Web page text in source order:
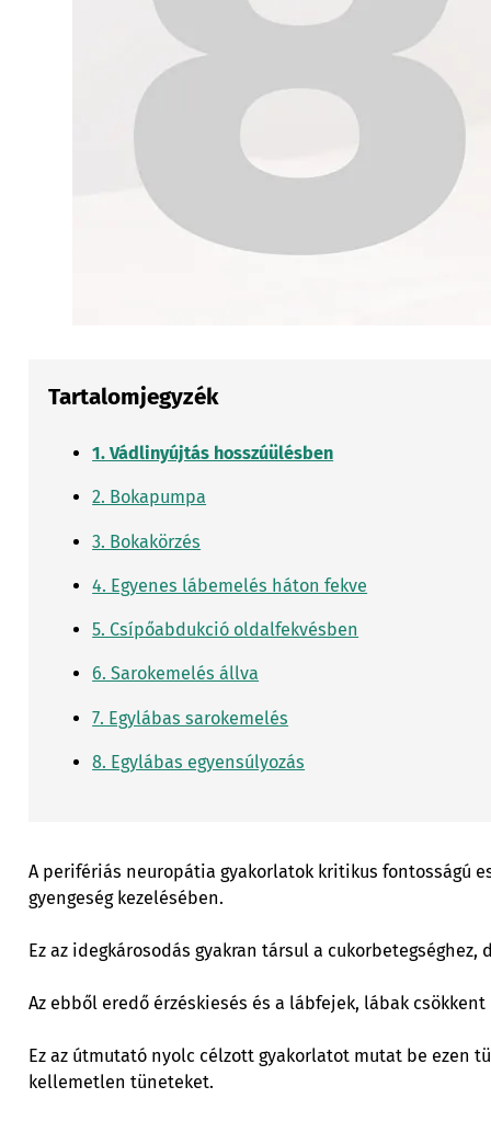
Tartalomjegyzék
1. Vádlinyújtás hosszúülésben
2. Bokapumpa
3. Bokakörzés
4. Egyenes lábemelés háton fekve
5. Csípőabdukció oldalfekvésben
6. Sarokemelés állva
7. Egylábas sarokemelés
8. Egylábas egyensúlyozás
A perifériás neuropátia gyakorlatok kritikus fontosságú
gyengeség kezelésében.
Ez az idegkárosodás gyakran társul a
Az ebből eredő érzéskiesés és a lábfejek, lábak
Ez az útmutató nyolc célzott gyakorlatot mutat be ezen
kellemetlen tüneteket.